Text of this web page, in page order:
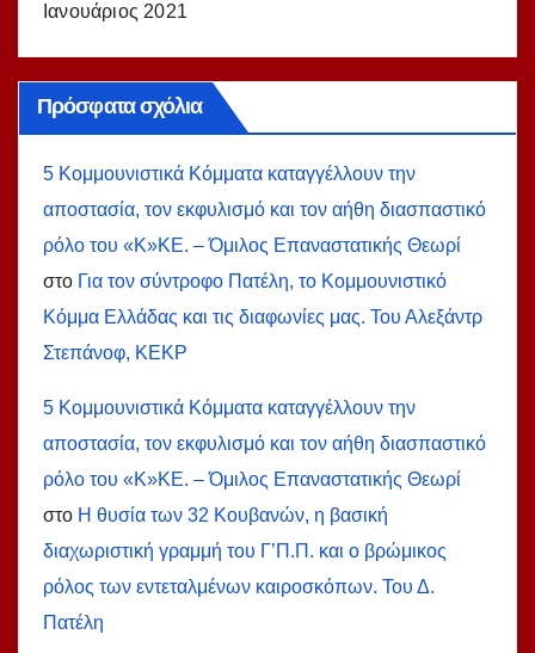
Ιανουάριος 2021
Πρόσφατα σχόλια
5 Κομμουνιστικά Κόμματα καταγγέλλουν την
αποστασία, τον εκφυλισμό και τον αήθη διασπαστικό
ρόλο του «Κ»ΚΕ. – Όμιλος Επαναστατικής Θεωρί
στο Για τον σύντροφο Πατέλη, το Κομμουνιστικό
Κόμμα Ελλάδας και τις διαφωνίες μας. Του Αλεξάντρ
Στεπάνοφ, ΚΕΚΡ
5 Κομμουνιστικά Κόμματα καταγγέλλουν την
αποστασία, τον εκφυλισμό και τον αήθη διασπαστικό
ρόλο του «Κ»ΚΕ. – Όμιλος Επαναστατικής Θεωρί
στο Η θυσία των 32 Κουβανών, η βασική
διαχωριστική γραμμή του Γ’Π.Π. και ο βρώμικος
ρόλος των εντεταλμένων καιροσκόπων. Του Δ.
Πατέλη